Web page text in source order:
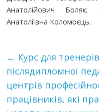
Анатолійович Боляк;
Анатоліївна Коломоєць.
← Курс для
післядипломної
центрів
працівників, які